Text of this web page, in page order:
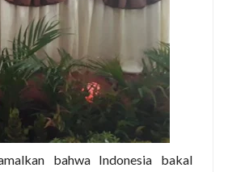
bahwa Indonesia bakal